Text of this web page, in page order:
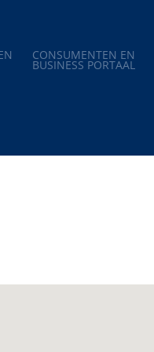
CONSUMENTEN EN
BUSINESS PORTAAL